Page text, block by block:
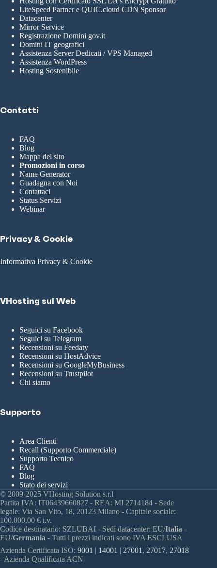
LiteSpeed Partner e QUIC.cloud CDN Sponsor
Datacenter
Mirror Service
Registrazione Domini gov.it
Domini IT geografici
Assistenza Server Dedicati / VPS Managed
Assistenza WordPress
Hosting Sostenibile
Contatti
FAQ
Blog
Mappa del sito
Promozioni in corso
Name Generator
Guadagna con Noi
Contattaci
Status Servizi
Webinar
Privacy & Cookie
Informativa Privacy & Cookie
VHosting sul Web
Seguici su Facebook
Seguici su Telegram
Recensioni su Feedaty
Recensioni su HostAdvice
Recensioni su GoogleMyBusiness
Recensioni su Trustpilot
Chi siamo
Supporto
Area Clienti
Recall (Supporto Commerciale)
Supporto Tecnico
FAQ
Blog
Stato dei servizi
© 2009-2025 VHosting Solution s.r.l
Partita IVA: IT06439660827 - REA: MI 2714184 - Sede
legale: Via San Vito, 18, 20123 Milano - Capitale sociale:
100.000,00 € i.v.
Codice destinatario: SZLUBAI - Sedi datacenter: EU/Italia -
EU/Germania - Tutti i prezzi indicati sono IVA ESCLUSA
Azienda Certificata ISO: 9001 | 14001 | 27001 , 27017, 27018
- Azienda Qualificata ACN